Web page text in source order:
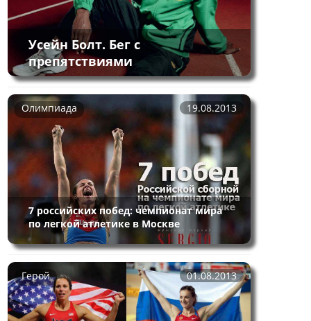
Усейн Болт. Бег с
препятствиями
Олимпиада 19.08.2013
7 российских побед: чемпионат мира
по легкой атлетике в Москве
Герой 01.08.2013